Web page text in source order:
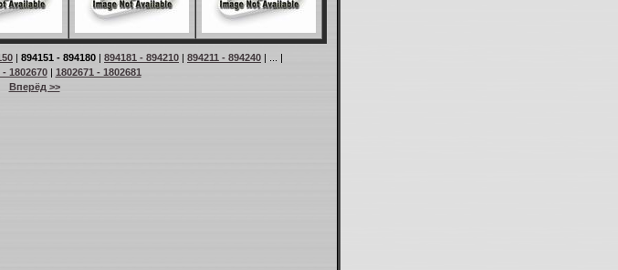
| 894151 - 894180 | 894181 - 894210 | 894211 - 894240 | ... |
- 1802670| 1802671 - 1802681
Вперёд >>